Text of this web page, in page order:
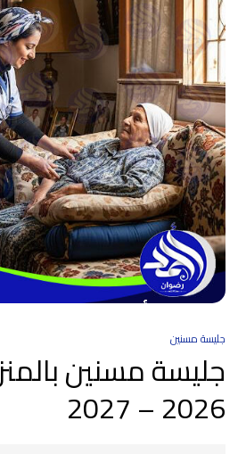
جليسة مسنين
جليسة مسنين
2026 – 2027